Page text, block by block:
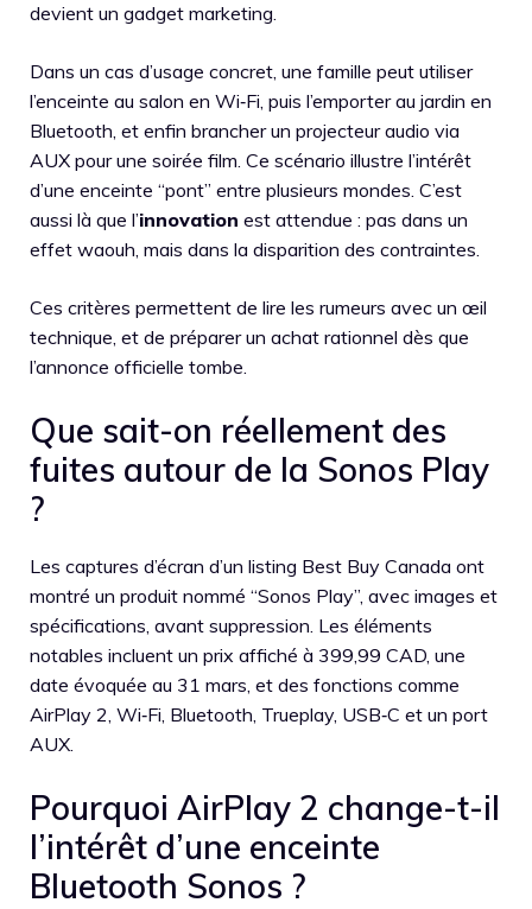
devient un gadget marketing.
Dans un cas d’usage concret, une famille peut utiliser
l’enceinte au salon en Wi‑Fi, puis l’emporter au jardin en
Bluetooth, et enfin brancher un projecteur audio via
AUX pour une soirée film. Ce scénario illustre l’intérêt
d’une enceinte “pont” entre plusieurs mondes. C’est
aussi là que l’innovation est attendue : pas dans un
effet waouh, mais dans la disparition des contraintes.
Ces critères permettent de lire les rumeurs avec un œil
technique, et de préparer un achat rationnel dès que
l’annonce officielle tombe.
Que sait-on réellement des
fuites autour de la Sonos Play
?
Les captures d’écran d’un listing Best Buy Canada ont
montré un produit nommé “Sonos Play”, avec images et
spécifications, avant suppression. Les éléments
notables incluent un prix affiché à 399,99 CAD, une
date évoquée au 31 mars, et des fonctions comme
AirPlay 2, Wi‑Fi, Bluetooth, Trueplay, USB‑C et un port
AUX.
Pourquoi AirPlay 2 change-t-il
l’intérêt d’une enceinte
Bluetooth Sonos ?